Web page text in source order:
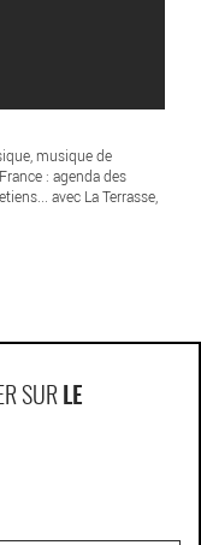
musique de
: agenda des
avec La Terrasse,
SUR LE